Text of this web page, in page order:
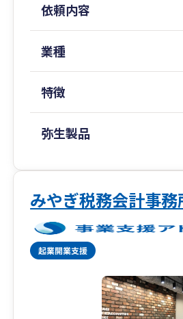
建設業・不動産業など、取引
がある業種についても、現場
さい。
依頼内容
業種
特徴
弥生製品
みやぎ税務会計事務